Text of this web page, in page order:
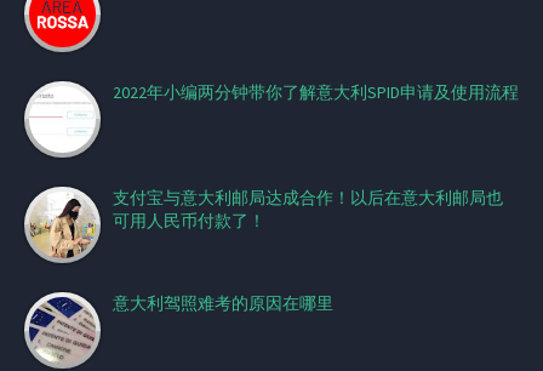
2022年小编两分钟带你了解意大利SPID申请及使用流程
支付宝与意大利邮局达成合作！以后在意大利邮局也
可用人民币付款了！
意大利驾照难考的原因在哪里